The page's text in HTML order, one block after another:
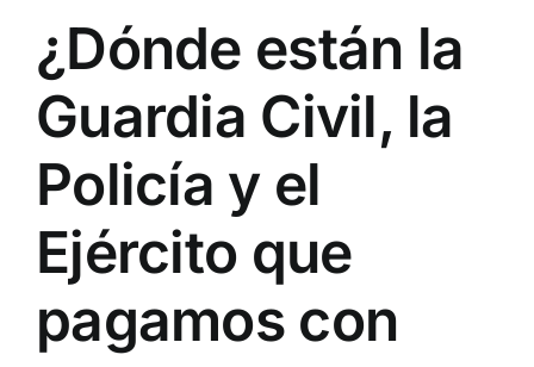
¿Dónde están la
Guardia Civil, la
Policía y el
Ejército que
pagamos con